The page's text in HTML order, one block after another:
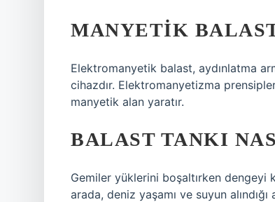
MANYETIK
Elektromanyetik balast, aydınlatma
cihazdır. Elektromanyetizma
manyetik alan yaratır.
BALAST TANKI
Gemiler yüklerini boşaltırken dengeyi
arada, deniz yaşamı ve suyun